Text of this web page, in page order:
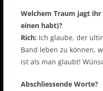
Welchem Traum jagt
einen habt)?
Rich: Ich glaube, der
Band leben zu können,
ist als man glaubt!
Abschliessende Worte?